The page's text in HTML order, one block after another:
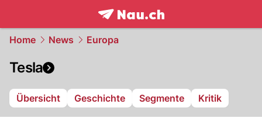
frontpage.NAU.ch
Home News Europa
Tesla
Übersicht Geschichte Segmente Kritik